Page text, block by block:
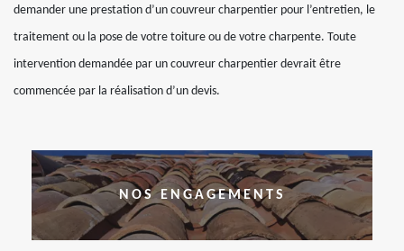
demander une prestation d’un couvreur charpentier pour l’entretien, le
traitement ou la pose de votre toiture ou de votre charpente. Toute
intervention demandée par un couvreur charpentier devrait être
commencée par la réalisation d’un devis.
NOS ENGAGEMENTS